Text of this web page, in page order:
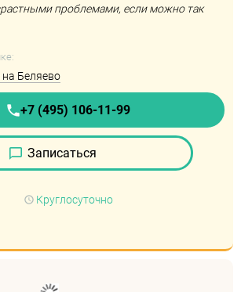
проблемами, если можно так
Беляево
+7 (495) 106-11-99
Записаться
Круглосуточно